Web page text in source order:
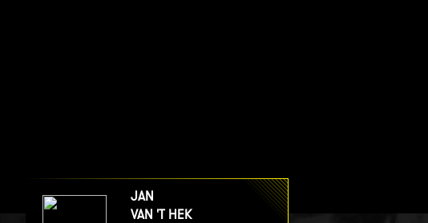
JAN
VAN 'T HEK